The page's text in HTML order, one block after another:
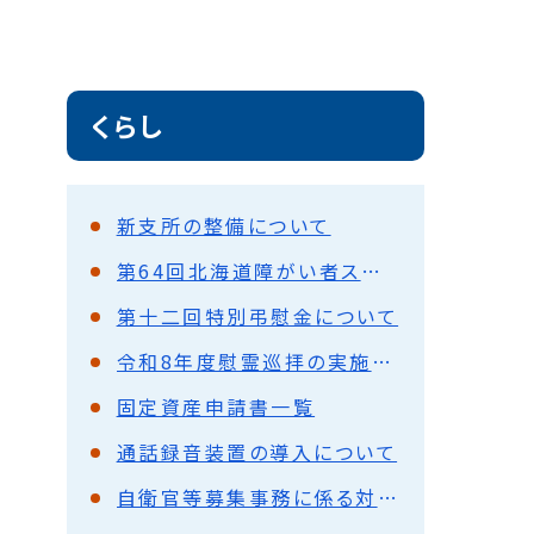
くらし
新支所の整備について
第64回北海道障がい者スポーツ大会が開催されます
第十二回特別弔慰金について
令和8年度慰霊巡拝の実施予定について
固定資産申請書一覧
通話録⾳装置の導⼊について
自衛官等募集事務に係る対象者情報の提供について